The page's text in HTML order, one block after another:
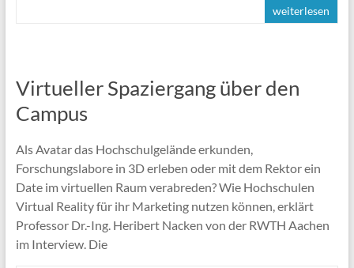
weiterlesen
Virtueller Spaziergang über den
Campus
Als Avatar das Hochschulgelände erkunden,
Forschungslabore in 3D erleben oder mit dem Rektor ein
Date im virtuellen Raum verabreden? Wie Hochschulen
Virtual Reality für ihr Marketing nutzen können, erklärt
Professor Dr.-Ing. Heribert Nacken von der RWTH Aachen
im Interview. Die